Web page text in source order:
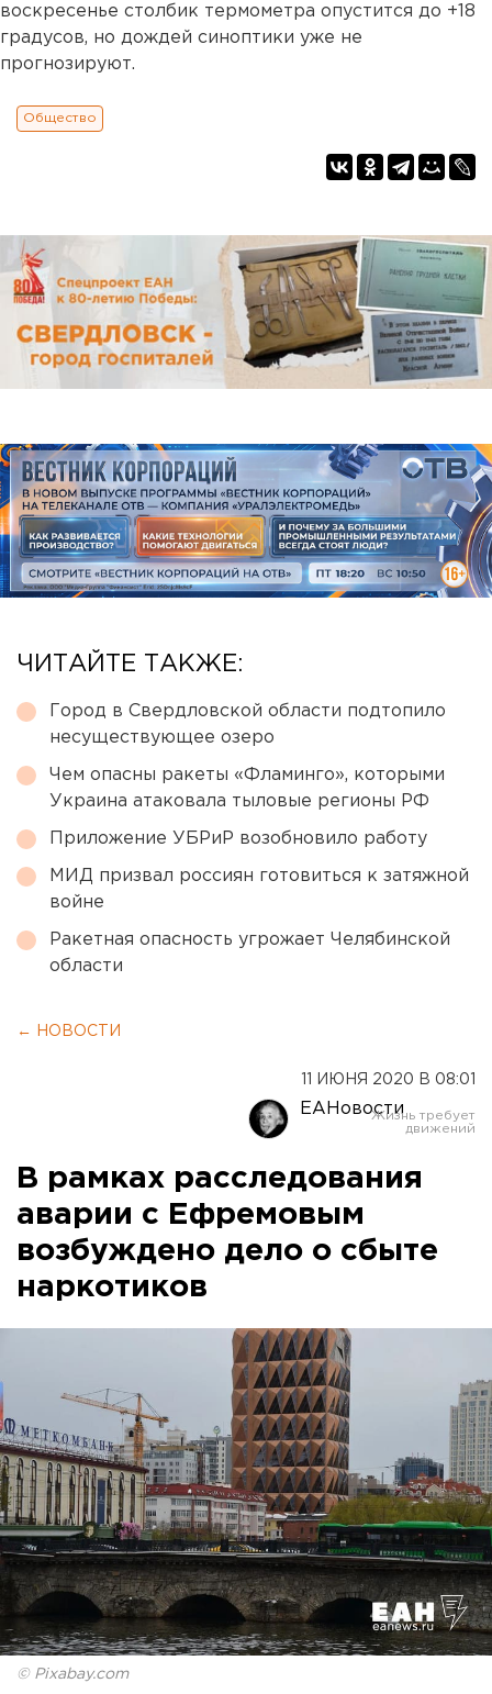
воскресенье столбик термометра опустится до +18
градусов, но дождей синоптики уже не
прогнозируют.
Общество
ЧИТАЙТЕ ТАКЖЕ:
Город в Свердловской области подтопило
несуществующее озеро
Чем опасны ракеты «Фламинго», которыми
Украина атаковала тыловые регионы РФ
Приложение УБРиР возобновило работу
МИД призвал россиян готовиться к затяжной
войне
Ракетная опасность угрожает Челябинской
области
← НОВОСТИ
11 ИЮНЯ 2020 В 08:01
ЕАНовости
В рамках расследования
аварии с Ефремовым
возбуждено дело о сбыте
наркотиков
© Pixabay.com